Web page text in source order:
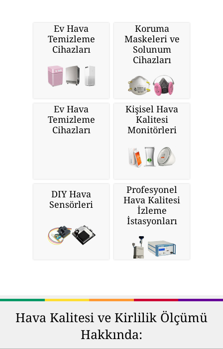
Ev Hava
Temizleme
Cihazları
Koruma
Maskeleri ve
Solunum
Cihazları
Ev Hava
Temizleme
Cihazları
Kişisel Hava
Kalitesi
Monitörleri
DIY Hava
Sensörleri
Profesyonel
Hava Kalitesi
İzleme
İstasyonları
Hava Kalitesi ve Kirlilik Ölçümü
Hakkında: